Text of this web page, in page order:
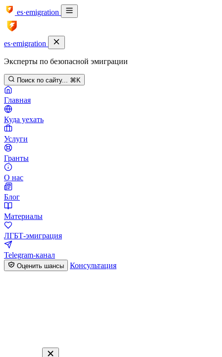
es·emigration
es·emigration
Эксперты по безопасной эмиграции
Поиск по сайту... ⌘K
Главная
Куда уехать
Услуги
Гранты
О нас
Блог
Материалы
ЛГБТ-эмиграция
Telegram-канал
Оценить шансы Консультация